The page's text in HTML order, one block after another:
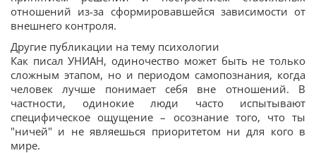
отношений из-за сформировавшейся зависимости от
внешнего контроля.
Другие публикации на тему психологии
Как писал УНИАН, одиночество может быть не только
сложным этапом, но и периодом самопознания, когда
человек лучше понимает себя вне отношений. В
частности, одинокие люди часто испытывают
специфическое ощущение – осознание того, что ты
"ничей" и не являешься приоритетом ни для кого в
мире.